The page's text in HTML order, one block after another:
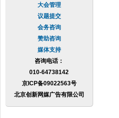
大会管理
议题提交
会务咨询
赞助咨询
媒体支持
咨询电话：
010-64738142
京ICP备09022563号
北京创新网媒广告有限公司